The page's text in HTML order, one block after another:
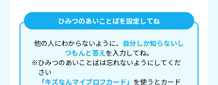
ひみつのあいことばを設定してね
他の人にわからないように、 自分しか知らないし
つもんと答えを入力してね。
※ひみつのあいことばは忘れないようにしてくだ
さい
「キズなんマイプロフカード」 を使うとカード